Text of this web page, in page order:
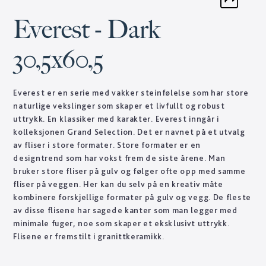
Everest - Dark
30,5x60,5
Everest er en serie med vakker steinfølelse som har store
naturlige vekslinger som skaper et livfullt og robust
uttrykk. En klassiker med karakter. Everest inngår i
kolleksjonen Grand Selection. Det er navnet på et utvalg
av fliser i store formater. Store formater er en
designtrend som har vokst frem de siste årene. Man
bruker store fliser på gulv og følger ofte opp med samme
fliser på veggen. Her kan du selv på en kreativ måte
kombinere forskjellige formater på gulv og vegg. De fleste
av disse flisene har sagede kanter som man legger med
minimale fuger, noe som skaper et eksklusivt uttrykk.
Flisene er fremstilt i granittkeramikk.